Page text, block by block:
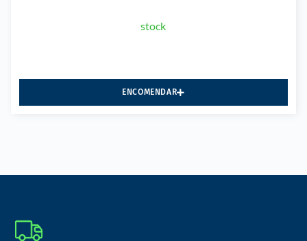
stock
ENCOMENDAR